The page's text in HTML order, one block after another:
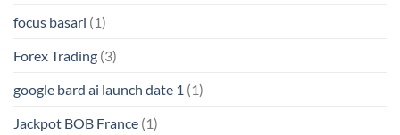
focus basari (1)
Forex Trading (3)
google bard ai launch date 1 (1)
Jackpot BOB France (1)